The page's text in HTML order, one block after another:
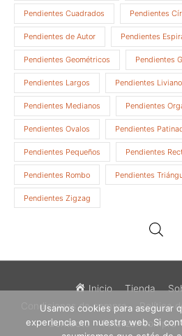
Pendientes Cuadrados Pendientes
Pendientes de Autor Pendientes
Pendientes Geométricos Pendientes
Pendientes Largos Pendientes
Pendientes Medianos Pendientes
Pendientes Ovalos Pendientes
Pendientes Pequeños Pendientes
Pendientes Rombo Pendientes
Pendientes Zigzag
Inicio Tienda
Condiciones de compra
Política
Contacto
Finalizar compra
Usamos cookies para asegurar
experiencia en nuestra web. Si